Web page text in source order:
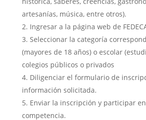
artesanías, música, entre otros).
Ingresar a la página web de
Seleccionar la categoría
(mayores de 18 años) o escolar
colegios públicos o privados
Diligenciar el formulario de
información solicitada.
Enviar la inscripción y participar
competencia.